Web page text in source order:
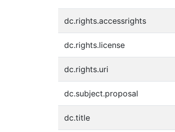
dc.rights.accessrights
dc.rights.license
dc.rights.uri
dc.subject.proposal
dc.title